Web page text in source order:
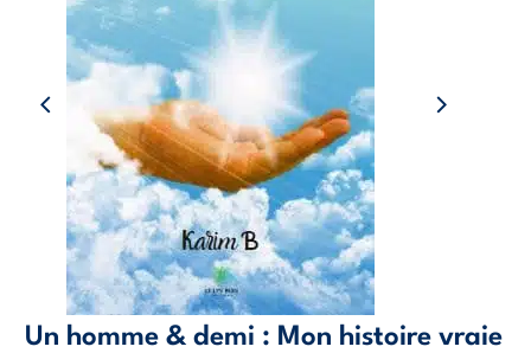
Un homme & demi : Mon histoire vraie